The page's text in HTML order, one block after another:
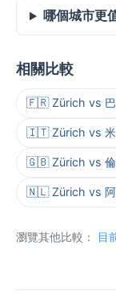
哪個城市更
相關比較
🇫🇷 Zürich vs 巴
🇮🇹 Zürich vs
🇬🇧 Zürich vs 倫
🇳🇱 Zürich vs 阿
瀏覽其他比較： 目